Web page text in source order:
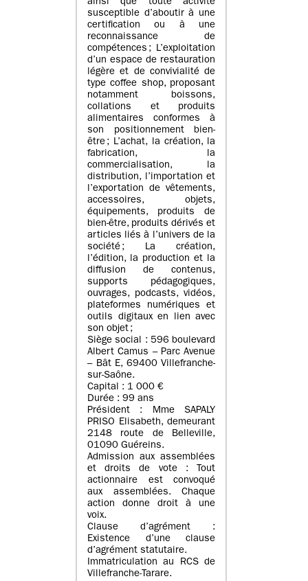
ainsi que toute activité
susceptible d’aboutir à une
certification ou à une
reconnaissance de
compétences ; L’exploitation
d’un espace de restauration
légère et de convivialité de
type coffee shop, proposant
notamment boissons,
collations et produits
alimentaires conformes à
son positionnement bien-
être ; L’achat, la création, la
fabrication, la
commercialisation, la
distribution, l’importation et
l’exportation de vêtements,
accessoires, objets,
équipements, produits de
bien-être, produits dérivés et
articles liés à l’univers de la
société ; La création,
l’édition, la production et la
diffusion de contenus,
supports pédagogiques,
ouvrages, podcasts, vidéos,
plateformes numériques et
outils digitaux en lien avec
son objet ;
Siège social : 596 boulevard
Albert Camus – Parc Avenue
– Bât E, 69400 Villefranche-
sur-Saône.
Capital : 1 000 €
Durée : 99 ans
Président : Mme SAPALY
PRISO Elisabeth, demeurant
2148 route de Belleville,
01090 Guéreins.
Admission aux assemblées
et droits de vote : Tout
actionnaire est convoqué
aux assemblées. Chaque
action donne droit à une
voix.
Clause d’agrément :
Existence d’une clause
d’agrément statutaire.
Immatriculation au RCS de
Villefranche-Tarare.